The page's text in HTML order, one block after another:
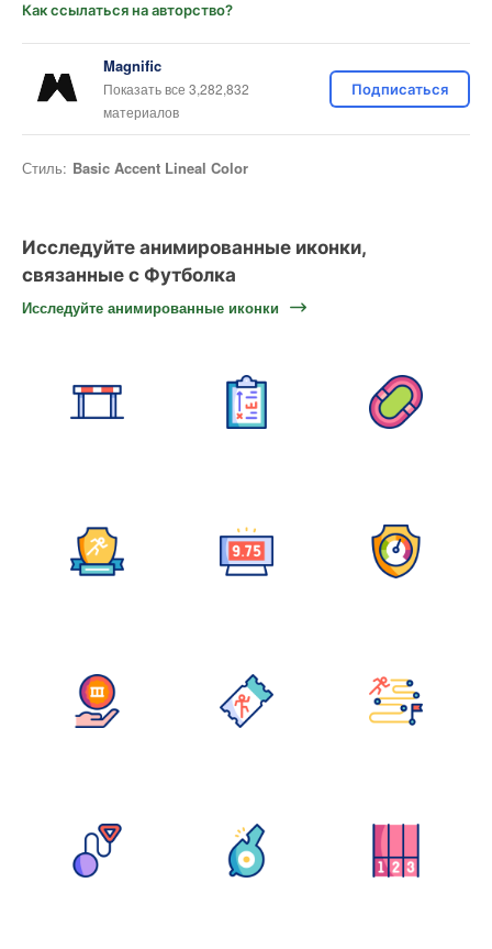
Как ссылаться на авторство?
Magnific
Показать все 3,282,832
материалов
Подписаться
Стиль: Basic Accent Lineal Color
Исследуйте анимированные иконки,
связанные с Футболка
Исследуйте анимированные иконки